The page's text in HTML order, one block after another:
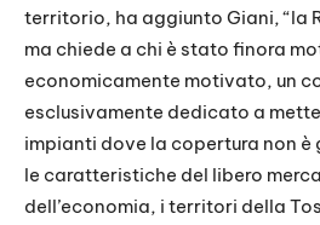
territorio, ha aggiunto Giani, “la
ma chiede a chi è stato finora
economicamente motivato, un
esclusivamente dedicato a
impianti dove la copertura non
le caratteristiche del libero
dell’economia, i territori della